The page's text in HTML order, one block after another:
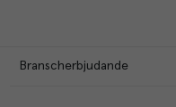
Branscherbjudande